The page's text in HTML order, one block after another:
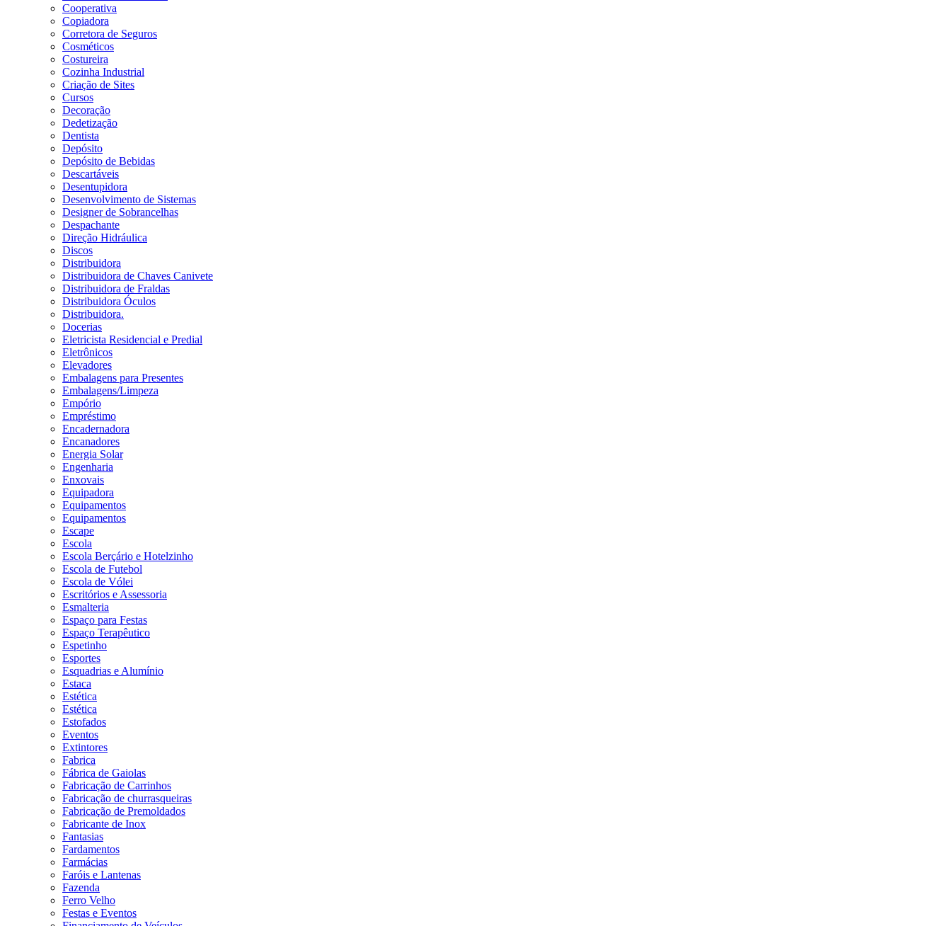
Cooperativa
Copiadora
Corretora de Seguros
Cosméticos
Costureira
Cozinha Industrial
Criação de Sites
Cursos
Decoração
Dedetização
Dentista
Depósito
Depósito de Bebidas
Descartáveis
Desentupidora
Desenvolvimento de Sistemas
Designer de Sobrancelhas
Despachante
Direção Hidráulica
Discos
Distribuidora
Distribuidora de Chaves Canivete
Distribuidora de Fraldas
Distribuidora Óculos
Distribuidora.
Docerias
Eletricista Residencial e Predial
Eletrônicos
Elevadores
Embalagens para Presentes
Embalagens/Limpeza
Empório
Empréstimo
Encadernadora
Encanadores
Energia Solar
Engenharia
Enxovais
Equipadora
Equipamentos
Equipamentos
Escape
Escola
Escola Berçário e Hotelzinho
Escola de Futebol
Escola de Vólei
Escritórios e Assessoria
Esmalteria
Espaço para Festas
Espaço Terapêutico
Espetinho
Esportes
Esquadrias e Alumínio
Estaca
Estética
Estética
Estofados
Eventos
Extintores
Fabrica
Fábrica de Gaiolas
Fabricação de Carrinhos
Fabricação de churrasqueiras
Fabricação de Premoldados
Fabricante de Inox
Fantasias
Fardamentos
Farmácias
Faróis e Lantenas
Fazenda
Ferro Velho
Festas e Eventos